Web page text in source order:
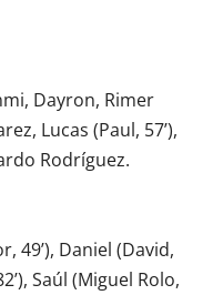
Dayron, Rimer
Lucas (Paul, 57’),
Rodríguez.
49’), Daniel (David,
Saúl (Miguel Rolo,